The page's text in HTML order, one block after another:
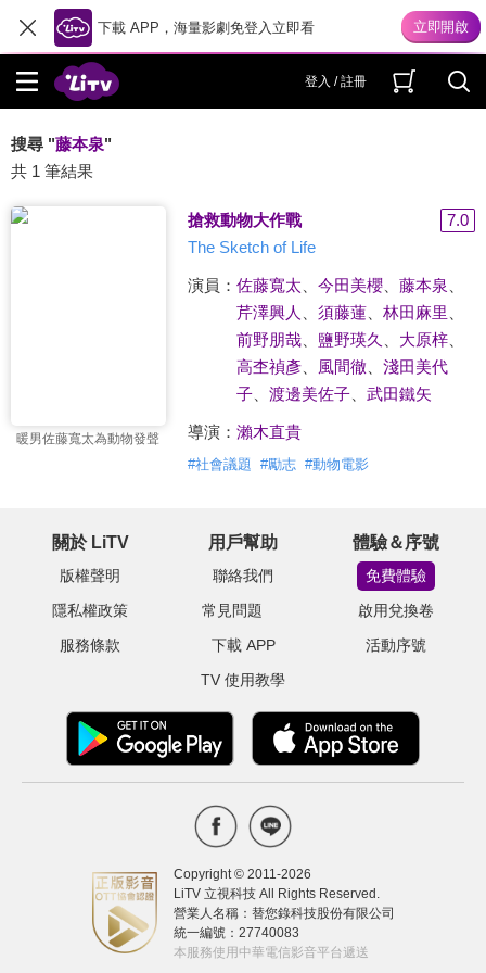
下載 APP，海量影劇免登入立即看
登入 / 註冊
搜尋 "藤本泉"
共 1 筆結果
暖男佐藤寬太為動物發聲
搶救動物大作戰
7.0
The Sketch of Life
演員： 佐藤寬太 今田美櫻、 藤本泉
芹澤興人
須藤蓮、 林田麻里
前野朋哉、 鹽野瑛久 大原梓、
高杢禎彥、 風間徹、 淺田美代
子、 渡邊美佐子、 武田鐵矢
導演： 瀨木直貴
#社會議題 #勵志 #動物電影
關於 LiTV
版權聲明
隱私權政策
服務條款
用戶幫助
聯絡我們
常見問題
下載 APP
TV 使用教學
體驗＆序號
免費體驗
啟用兌換卷
活動序號
Copyright © 2011-2026
LiTV 立視科技 All Rights Reserved.
營業人名稱：替您錄科技股份有限公司
統一編號：27740083
本服務使用中華電信影音平台遞送